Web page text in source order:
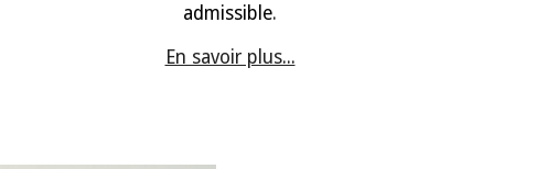
admissible.
En savoir plus...